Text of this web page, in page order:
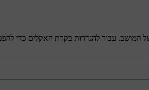
המושב. עבור להגדרות בקרת האקלים כדי